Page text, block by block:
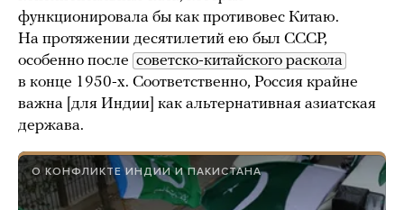
функционировала бы как противовес Китаю.
На протяжении десятилетий ею был СССР,
особенно после советско-китайского раскола
в конце 1950-х. Соответственно, Россия крайне
важна [для Индии] как альтернативная азиатская
держава.
О КОНФЛИКТЕ ИНДИИ И ПАКИСТАНА